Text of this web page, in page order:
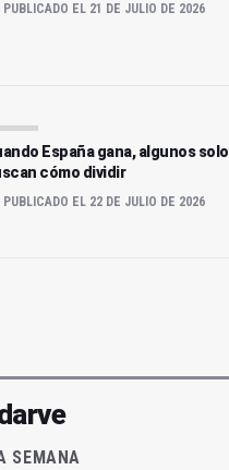
PUBLICADO EL 21 DE JULIO DE 2026
España gana, algunos solo
cómo dividir
PUBLICADO EL 22 DE JULIO DE 2026
SEMANA